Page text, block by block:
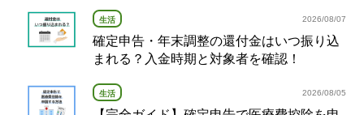
生活 2026/08/07
確定申告・年末調整の還付金はいつ振り込
まれる？入金時期と対象者を確認！
生活 2026/08/05